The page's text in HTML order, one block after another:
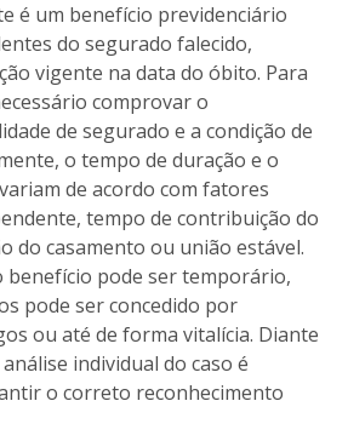
é um benefício previdenciário
do segurado falecido,
vigente na data do óbito. Para
comprovar o
de segurado e a condição de
o tempo de duração e o
de acordo com fatores
tempo de contribuição do
do casamento ou união estável.
benefício pode ser temporário,
pode ser concedido por
ou até de forma vitalícia. Diante
individual do caso é
o correto reconhecimento